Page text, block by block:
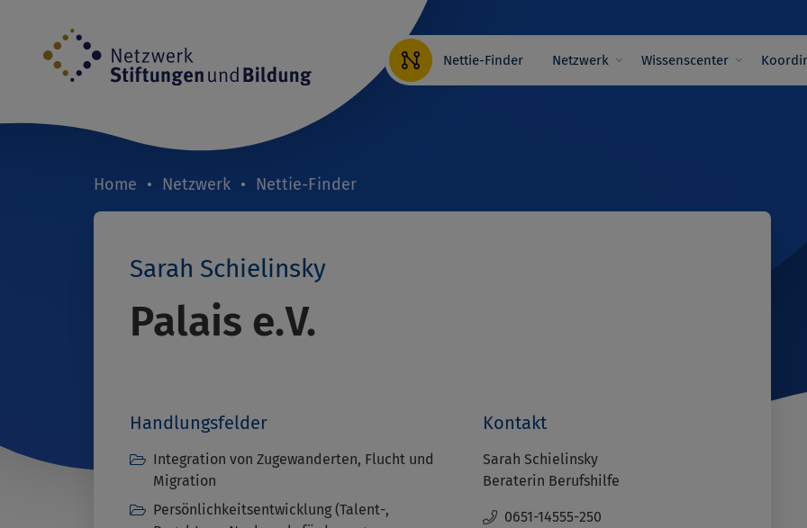
Inhalt
Nettie-Finder Hauptnavigation
Netzwerk Wissenscenter
Breadcrumb
Home Netzwerk Nettie-Finder
Sarah Schielinsky
Palais e.V.
Handlungsfelder
Integration von Zugewanderten, Flucht und
Migration
Persönlichkeitsentwicklung (Talent-,
Kontakt
Sarah Schielinsky
Beraterin Berufshilfe
0651-14555-250